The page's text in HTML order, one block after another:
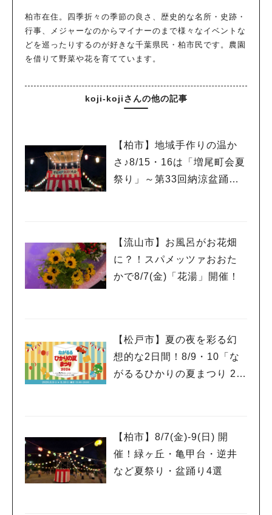
柏市在住。四季折々の季節の良さ、歴史的な名所・史跡・
行事、メジャーなのからマイナーのまで様々なイベントな
どを巡ったりするのが好きな千葉県民・柏市民です。農園
を借りて野菜や花を育てています。
koji-kojiさんの他の記事
【柏市】地域手作りの温か
さ♪8/15・16は「増尾町会夏
祭り」～第33回納涼盆踊り
【流山市】お風呂がお花畑
に？！スパメッツァおおた
かで8/7(金)「花湯」開催！
【松戸市】夏の夜を彩る幻
想的な2日間！8/9・10「な
がるるひかりの夏まつり 20
【柏市】8/7(金)‐9(日) 開
催！緑ヶ丘・亀甲台・逆井
など夏祭り・盆踊り4選